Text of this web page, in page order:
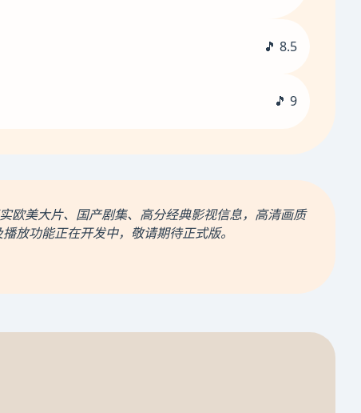
🎵 8.5
🎵 9
欧美大片、国产剧集、高分经典影视信息，高清画质
放功能正在开发中，敬请期待正式版。